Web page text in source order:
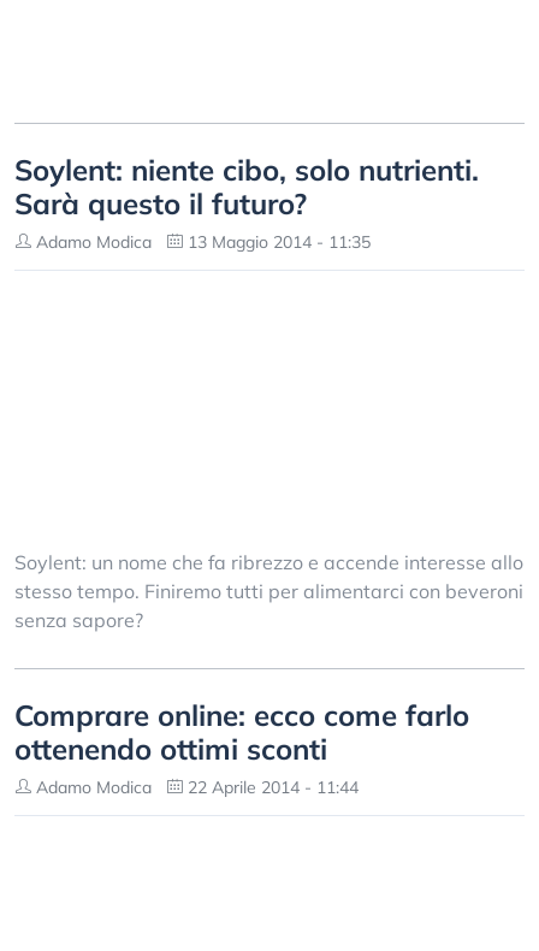
Soylent: niente cibo, solo nutrienti.
Sarà questo il futuro?
Adamo Modica 13 Maggio 2014 - 11:35
Soylent: un nome che fa ribrezzo e accende interesse allo
stesso tempo. Finiremo tutti per alimentarci con beveroni
senza sapore?
Comprare online: ecco come farlo
ottenendo ottimi sconti
Adamo Modica 22 Aprile 2014 - 11:44